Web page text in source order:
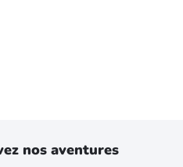
nos aventures